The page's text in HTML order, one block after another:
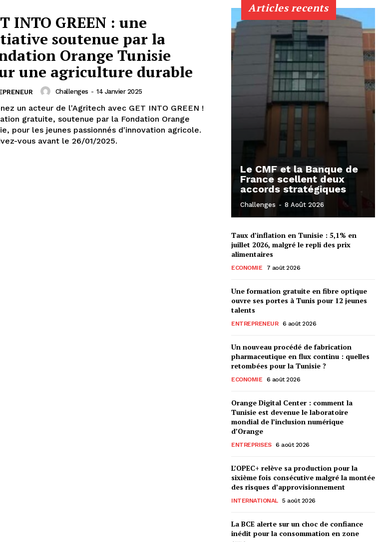
INTO GREEN : une
soutenue par la
Orange Tunisie
une agriculture durable
Challenges - 14 Janvier 2025
un acteur de l'Agritech avec GET INTO GREEN !
gratuite, soutenue par la Fondation Orange
pour les jeunes passionnés d'innovation agricole.
vous avant le 26/01/2025.
Articles recents
Le CMF et la Banque de
France scellent deux
accords stratégiques
Challenges - 8 Août 2026
Taux d’inflation en Tunisie : 5,1% en
juillet 2026, malgré le repli des prix
alimentaires
ECONOMIE 7 août 2026
Une formation gratuite en fibre optique
ouvre ses portes à Tunis pour 12 jeunes
talents
ENTREPRENEUR 6 août 2026
Un nouveau procédé de fabrication
pharmaceutique en flux continu : quelles
retombées pour la Tunisie ?
ECONOMIE 6 août 2026
Orange Digital Center : comment la
Tunisie est devenue le laboratoire
mondial de l’inclusion numérique
d’Orange
ENTREPRISES 6 août 2026
L’OPEC+ relève sa production pour la
sixième fois consécutive malgré la montée
des risques d’approvisionnement
INTERNATIONAL 5 août 2026
La BCE alerte sur un choc de confiance
inédit pour la consommation en zone